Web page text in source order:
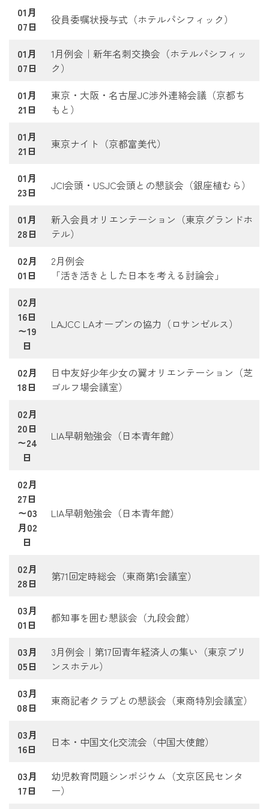
01月
07日
役員委嘱状授与式（ホテルパシフィック）
01月
07日
1月例会｜新年名刺交換会（ホテルパシフィッ
ク）
01月
21日
東京・大阪・名古屋JC渉外連絡会議（京都ち
もと）
01月
21日
東京ナイト（京都富美代）
01月
23日
JCI会頭・USJC会頭との懇談会（銀座植むら）
01月
28日
新入会員オリエンテーション（東京グランドホ
テル）
02月
01日
2月例会
「活き活きとした日本を考える討論会」
02月
16日
～19
日
LAJCC LAオープンの協力（ロサンゼルス）
02月
18日
日中友好少年少女の翼オリエンテーション（芝
ゴルフ場会議室）
02月
20日
～24
日
LIA早朝勉強会（日本青年館）
02月
27日
～03
月02
日
LIA早朝勉強会（日本青年館）
02月
28日
第71回定時総会（東商第1会議室）
03月
01日
都知事を囲む懇談会（九段会館）
03月
05日
3月例会｜第17回青年経済人の集い（東京プリ
ンスホテル）
03月
08日
東商記者クラブとの懇談会（東商特別会議室）
03月
16日
日本・中国文化交流会（中国大使館）
03月
17日
幼児教育問題シンポジウム（文京区民センタ
ー）